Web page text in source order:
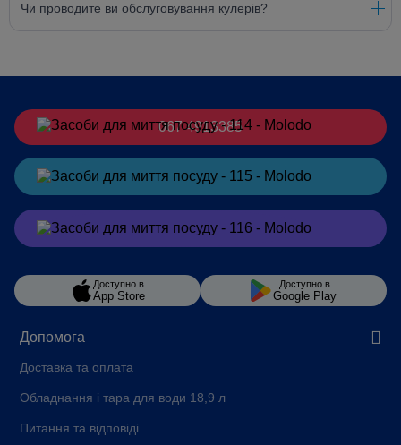
Чи проводите ви обслуговування кулерів?
Допомога
Доставка та оплата
Обладнання і тара для води 18,9 л
Питання та відповіді
067 4913385
Замовитив Telegram
Замовитив Viber
Доступно в
App Store
Доступно в
Google Play